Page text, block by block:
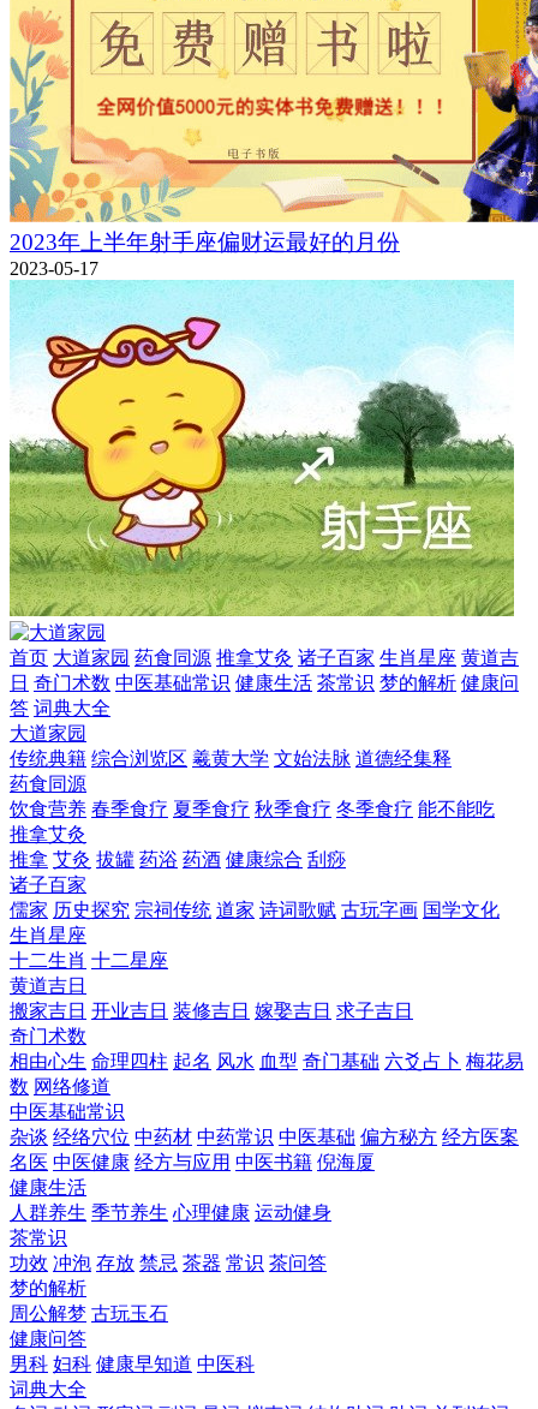
2023年上半年射手座偏财运最好的月份
2023-05-17
首页 大道家园 药食同源 推拿艾灸 诸子百家 生肖星座 黄道吉
日 奇门术数 中医基础常识 健康生活 茶常识 梦的解析 健康问
答 词典大全
大道家园
传统典籍 综合浏览区 羲黄大学 文始法脉 道德经集释
药食同源
饮食营养 春季食疗 夏季食疗 秋季食疗 冬季食疗 能不能吃
推拿艾灸
推拿 艾灸 拔罐 药浴 药酒 健康综合 刮痧
诸子百家
儒家 历史探究 宗祠传统 道家 诗词歌赋 古玩字画 国学文化
生肖星座
十二生肖 十二星座
黄道吉日
搬家吉日 开业吉日 装修吉日 嫁娶吉日 求子吉日
奇门术数
相由心生 命理四柱 起名 风水 血型 奇门基础 六爻占卜 梅花易
数 网络修道
中医基础常识
杂谈 经络穴位 中药材 中药常识 中医基础 偏方秘方 经方医案
名医 中医健康 经方与应用 中医书籍 倪海厦
健康生活
人群养生 季节养生 心理健康 运动健身
茶常识
功效 冲泡 存放 禁忌 茶器 常识 茶问答
梦的解析
周公解梦 古玩玉石
健康问答
男科 妇科 健康早知道 中医科
词典大全